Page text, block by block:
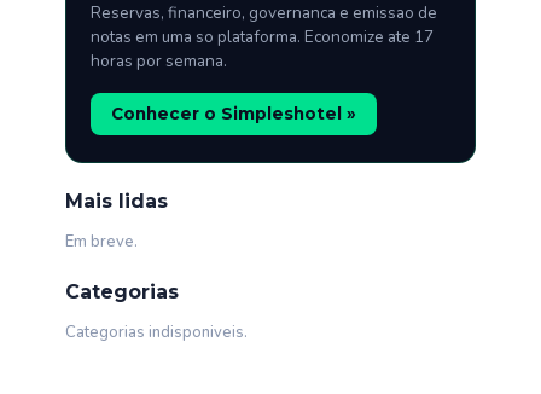
Reservas, financeiro, governanca e emissao de
notas em uma so plataforma. Economize ate 17
horas por semana.
Conhecer o Simpleshotel »
Mais lidas
Em breve.
Categorias
Categorias indisponiveis.